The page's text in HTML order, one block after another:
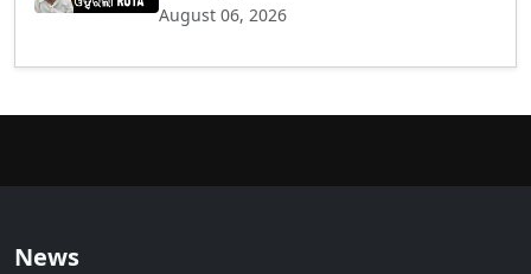
August 06, 2026
News